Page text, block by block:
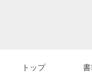
トップ